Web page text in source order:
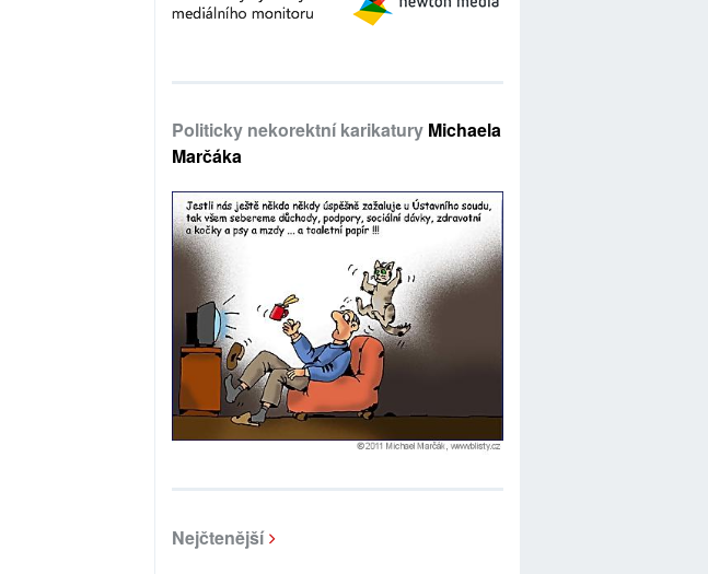
Politicky nekorektní karikatury Michaela
Marčáka
Nejčtenější